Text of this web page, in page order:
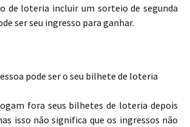
de loteria incluir um sorteio de segunda
ser seu ingresso para ganhar.
pode ser o seu bilhete de loteria
fora seus bilhetes de loteria depois
isso não significa que os ingressos não